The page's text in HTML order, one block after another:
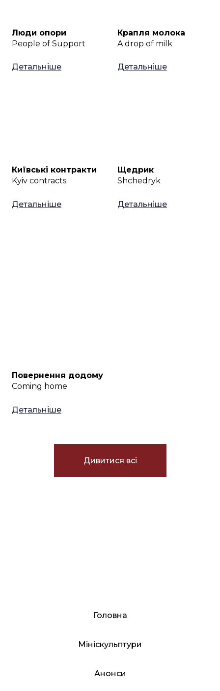
Люди опори
People of Support
Детальніше
Крапля молока
A drop of milk
Детальніше
Київські контракти
Kyiv contracts
Детальніше
Щедрик
Shchedryk
Детальніше
Повернення додому
Coming home
Детальніше
Дивитися всі
Головна
Мініскульптури
Анонси